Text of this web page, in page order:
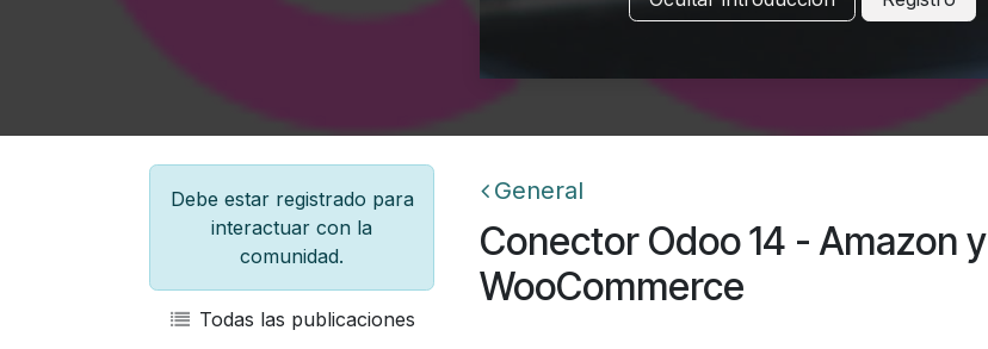
Debe estar registrado para
interactuar con la
comunidad.
Todas las publicaciones
General
Conector Odoo 14 - Amazon y
WooCommerce